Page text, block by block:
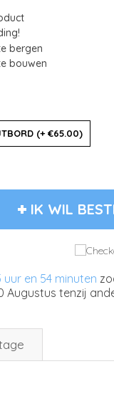
bergen
bouwen
(+ €65.00)
IK WIL
uur en 54 minuten
Augustus tenzij